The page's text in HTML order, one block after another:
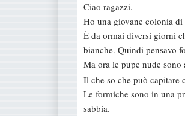
s
s
a
g
g
i
o
Ciao ragazzi.
Ho una giovane colonia
È da ormai diversi giorni
bianche. Quindi pensavo
Ma ora le pupe nude
Il che so che può capitare
Le formiche sono in una
sabbia.